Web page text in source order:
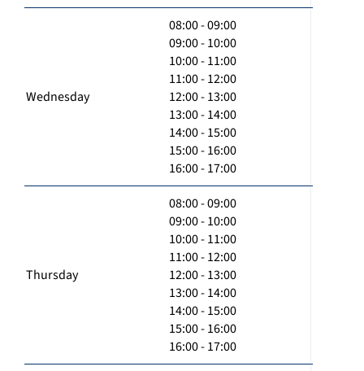
Wednesday
08:00 - 09:00
09:00 - 10:00
10:00 - 11:00
11:00 - 12:00
12:00 - 13:00
13:00 - 14:00
14:00 - 15:00
15:00 - 16:00
16:00 - 17:00
Thursday
08:00 - 09:00
09:00 - 10:00
10:00 - 11:00
11:00 - 12:00
12:00 - 13:00
13:00 - 14:00
14:00 - 15:00
15:00 - 16:00
16:00 - 17:00